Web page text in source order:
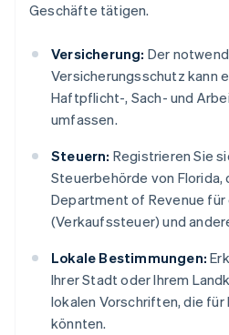
Geschäfte tätigen.
Versicherung: Der
Versicherungsschutz kann
Haftpflicht-, Sach- und
umfassen.
Steuern: Registrieren Sie
Steuerbehörde von Florida,
Department of Revenue für
(Verkaufssteuer) und
Lokale Bestimmungen:
Ihrer Stadt oder Ihrem
lokalen Vorschriften, die
könnten.